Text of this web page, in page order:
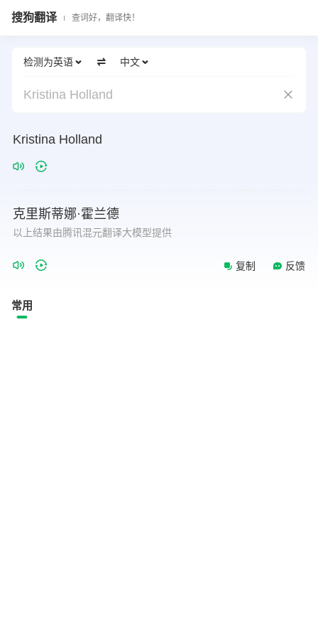
搜狗翻译 查词好，翻译快！
检测为英语 中文
Kristina Holland
Kristina Holland
克里斯蒂娜·霍兰德
以上结果由腾讯混元翻译大模型提供
复制 反馈
常用